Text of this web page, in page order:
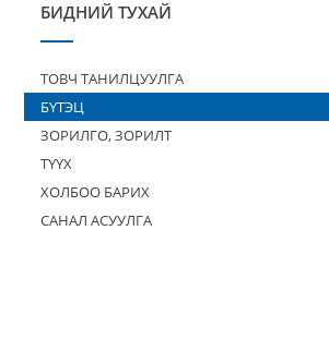
БИДНИЙ ТУХАЙ
ТОВЧ ТАНИЛЦУУЛГА
БҮТЭЦ
ЗОРИЛГО, ЗОРИЛТ
ТҮҮХ
ХОЛБОО БАРИХ
САНАЛ АСУУЛГА